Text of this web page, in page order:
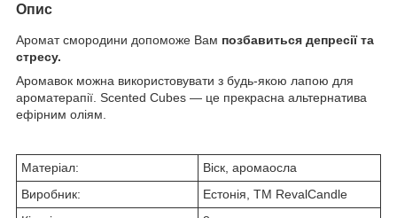
Опис
Аромат смородини допоможе Вам позбавиться депресії та
стресу.
Аромавок можна використовувати з будь-якою лапою для
ароматерапії. Scented Cubes — це прекрасна альтернатива
ефірним оліям.
Матеріал:
Віск, аромаосла
Виробник:
Естонія, ТМ RevalCandle